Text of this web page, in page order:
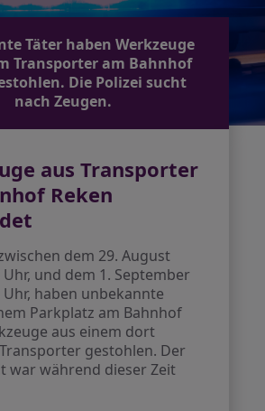
Täter haben Werkzeuge
Transporter am Bahnhof
Die Polizei sucht
nach Zeugen.
aus Transporter
Reken
dem 29. August
Uhr, und dem 1. September
Uhr, haben unbekannte
Parkplatz am Bahnhof
aus einem dort
gestohlen. Der
war während dieser Zeit